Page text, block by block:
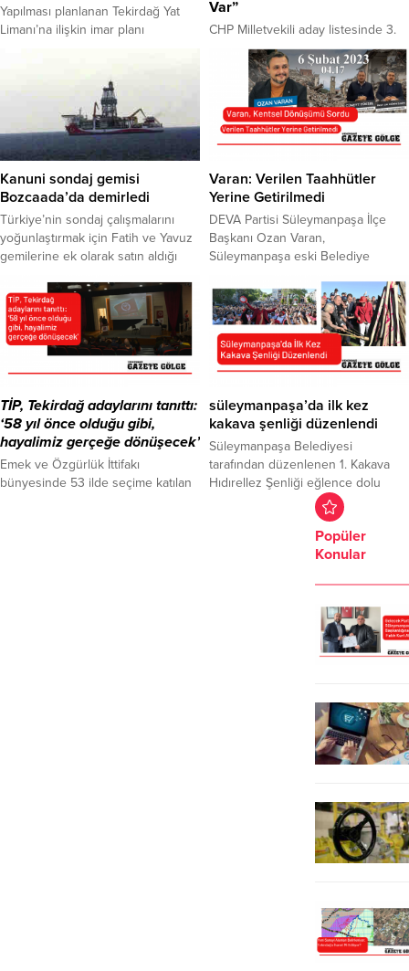
Yapılması planlanan Tekirdağ Yat
Limanı’na ilişkin imar planı
şehirdeki vatandaşlar itiraz etti.
İtiraz dilekçesinde, değişikliklerin
kıyı ekosistemi ve doğal denge
üzerinde olumsuz etkiler
yaratabileceği ve projenin halkın
kıyı kullanımını kısıtlaması riski
taşıdığı belirtildi. Tekirdağ Yat Limanı
projesi kapsamında 1/1000 ölçekli
uygulama imar...
Var”
CHP Milletvekili aday listesinde 3.
sırada yer alan Deva Partisi Genel
Başkan Yardımcısı Cem Avşar,
bölgede ki sorunlara hakim
olduklarını ve çözüm önerileri ve
eylem planları hazırladıklarını
kaydetti. Tekirdağ’da saha
partisini ve CHP İl Başkanlığı’nı
ziyaret ederek, basın mensuplarıyla
bir araya geldi. Avşar, ‘’Tekirdağ’da
sorun dinlemeyeceğiz,...
Kanuni sondaj gemisi
Bozcaada’da demirledi
Türkiye’nin sondaj çalışmalarını
yoğunlaştırmak için Fatih ve Yavuz
gemilerine ek olarak satın aldığı
Karadeniz’deki sondaj faaliyetlerine
katılmak üzere Çanakkale açıklarına
geldi. Türkiye Petrolleri Anonim
Ortaklığı (TPAO) bünyesine bu yıl
katılan Kanuni sondaj gemisi,
açıklarına demirledi. Geminin yarın
sabah erken saatlerde Çanakkale
Boğazı’ndan geçmesi bekleniyor....
Varan: Verilen Taahhütler
Yerine Getirilmedi
DEVA Partisi Süleymanpaşa İlçe
Başkanı Ozan Varan,
Süleymanpaşa eski Belediye
Rektörü Mümin Şahin tarafından
duyurusu yapılan kentsel
dönüşüme ilişkin verilen
taahhütlerin yerine getirilmediğini
ve adımların atılmadığını kaydetti.
Başkanı Ozan Varan, 6 Şubat’ta
meydana gelen deprem felaketinin
hemen ardından geçmiş dönem
Süleymanpaşa...
TİP, Tekirdağ adaylarını tanıttı:
‘58 yıl önce olduğu gibi,
hayalimiz gerçeğe dönüşecek’
Emek ve Özgürlük İttifakı
bünyesinde 53 ilde seçime katılan
süleymanpaşa’da ilk kez
kakava şenliği düzenlendi
Süleymanpaşa Belediyesi
tarafından düzenlenen 1. Kakava
Hıdırellez Şenliği eğlence dolu
anlara sahne olurken binlerce
Süleymanpaşalı şenlikte yer alarak
unutulmaz bir gün geçirdi. İlk kez
düzenlenen etkinlik Çinili Fırın
çektiği kortejde, bando ekipleri,
dans grupları, sivil toplum
kuruluşları, dernekler, yerel
Popüler
Konular